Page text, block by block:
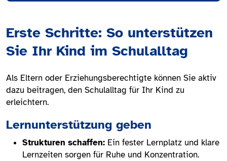
Erste Schritte: So unterstützen
Sie Ihr Kind im Schulalltag
Als Eltern oder Erziehungsberechtigte können Sie aktiv
dazu beitragen, den Schulalltag für Ihr Kind zu
erleichtern.
Lernunterstützung geben
Strukturen schaffen: Ein fester Lernplatz und klare
Lernzeiten sorgen für Ruhe und Konzentration.